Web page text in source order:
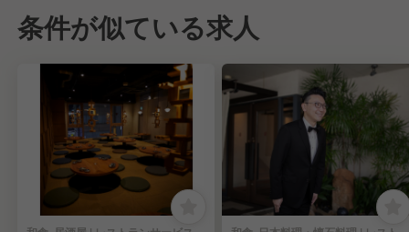
条件が似ている求人